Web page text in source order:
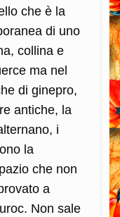
che è la
di uno
collina e
ma nel
di ginepro,
antiche, la
i
la
che non
a
Non sale